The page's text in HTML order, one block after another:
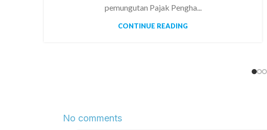
pemungutan Pajak Pengha...
CONTINUE READING